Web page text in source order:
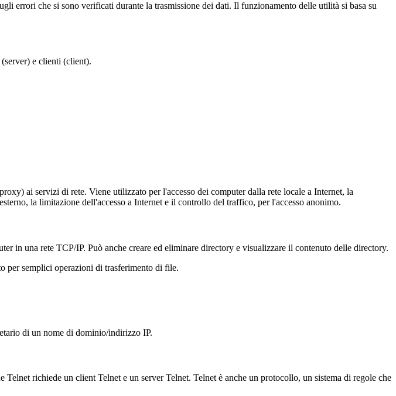
errori che si sono verificati durante la trasmissione dei dati. Il funzionamento delle utilità si basa su
e clienti (client).
ai servizi di rete. Viene utilizzato per l'accesso dei computer dalla rete locale a Internet, la
la limitazione dell'accesso a Internet e il controllo del traffico, per l'accesso anonimo.
in una rete TCP/IP. Può anche creare ed eliminare directory e visualizzare il contenuto delle directory.
per semplici operazioni di trasferimento di file.
di un nome di dominio/indirizzo IP.
richiede un client Telnet e un server Telnet. Telnet è anche un protocollo, un sistema di regole che